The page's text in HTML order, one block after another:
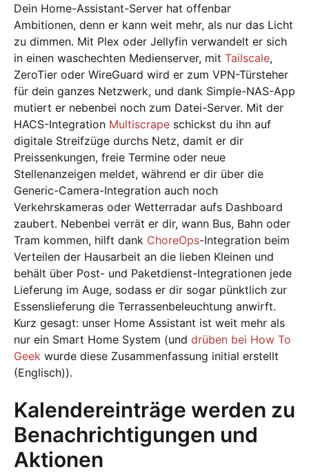
Dein Home-Assistant-Server hat offenbar
Ambitionen, denn er kann weit mehr, als nur das Licht
zu dimmen. Mit Plex oder Jellyfin verwandelt er sich
in einen waschechten Medienserver, mit Tailscale,
ZeroTier oder WireGuard wird er zum VPN-Türsteher
für dein ganzes Netzwerk, und dank Simple-NAS-App
mutiert er nebenbei noch zum Datei-Server. Mit der
HACS-Integration Multiscrape schickst du ihn auf
digitale Streifzüge durchs Netz, damit er dir
Preissenkungen, freie Termine oder neue
Stellenanzeigen meldet, während er dir über die
Generic-Camera-Integration auch noch
Verkehrskameras oder Wetterradar aufs Dashboard
zaubert. Nebenbei verrät er dir, wann Bus, Bahn oder
Tram kommen, hilft dank ChoreOps-Integration beim
Verteilen der Hausarbeit an die lieben Kleinen und
behält über Post- und Paketdienst-Integrationen jede
Lieferung im Auge, sodass er dir sogar pünktlich zur
Essenslieferung die Terrassenbeleuchtung anwirft.
Kurz gesagt: unser Home Assistant ist weit mehr als
nur ein Smart Home System (und drüben bei How To
Geek wurde diese Zusammenfassung initial erstellt
(Englisch)).
Kalendereinträge werden zu
Benachrichtigungen und
Aktionen